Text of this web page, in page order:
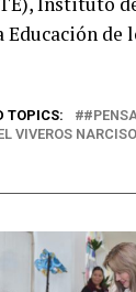
Educación de
TOPICS:
VIVEROS NARCISO